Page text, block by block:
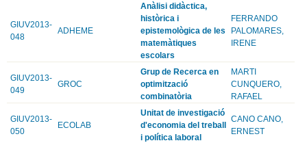
GIUV2013-
048
ADHEME
Anàlisi didàctica,
històrica i
epistemològica de les
matemàtiques
escolars
FERRANDO
PALOMARES,
IRENE
GIUV2013-
049
GROC
Grup de Recerca en
optimització
combinatòria
MARTI
CUNQUERO,
RAFAEL
GIUV2013-
050
ECOLAB
Unitat de investigació
d'economia del treball
i política laboral
CANO CANO,
ERNEST